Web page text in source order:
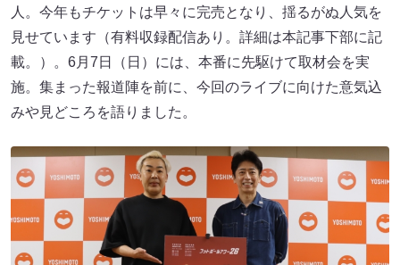
人。今年もチケットは早々に完売となり、揺るがぬ人気を
見せています（有料収録配信あり。詳細は本記事下部に記
載。）。6月7日（日）には、本番に先駆けて取材会を実
施。集まった報道陣を前に、今回のライブに向けた意気込
みや見どころを語りました。